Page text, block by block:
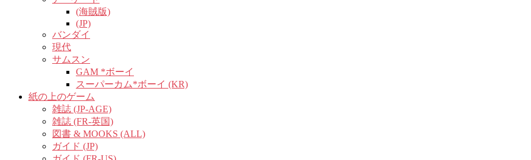
(海賊版)
(JP)
バンダイ
現代
サムスン
GAM *ボーイ
スーパーカム*ボーイ (KR)
紙の上のゲーム
雑誌 (JP-AGE)
雑誌 (FR-英国)
図書 & MOOKS (ALL)
ガイド (JP)